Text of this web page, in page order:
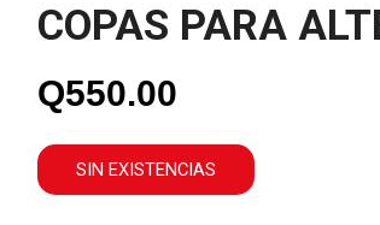
COPAS PARA
Q550.00
SIN EXISTENCIAS